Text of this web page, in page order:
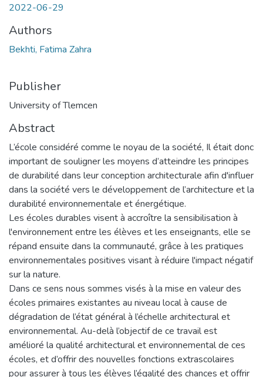
2022-06-29
Authors
Bekhti, Fatima Zahra
Publisher
University of Tlemcen
Abstract
L’école considéré comme le noyau de la société, Il était donc
important de souligner les moyens d’atteindre les principes
de durabilité dans leur conception architecturale afin d'influer
dans la société vers le développement de l’architecture et la
durabilité environnementale et énergétique.
Les écoles durables visent à accroître la sensibilisation à
l'environnement entre les élèves et les enseignants, elle se
répand ensuite dans la communauté, grâce à les pratiques
environnementales positives visant à réduire l'impact négatif
sur la nature.
Dans ce sens nous sommes visés à la mise en valeur des
écoles primaires existantes au niveau local à cause de
dégradation de l’état général à l’échelle architectural et
environnemental. Au-delà l’objectif de ce travail est
amélioré la qualité architectural et environnemental de ces
écoles, et d’offrir des nouvelles fonctions extrascolaires
pour assurer à tous les élèves l’égalité des chances et offrir